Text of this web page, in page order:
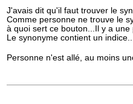
J'avais dit qu'il faut trouver le
Comme personne ne trouve le
à quoi sert ce bouton...Il y a
Le synonyme contient un
Personne n'est allé, au moins